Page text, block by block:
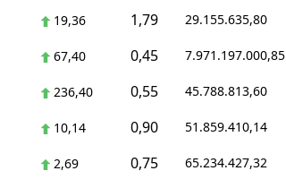
19,36 1,79 29.155.635,80
67,40 0,45 7.971.197.000,85
236,40 0,55 45.788.813,60
10,14 0,90 51.859.410,14
2,69 0,75 65.234.427,32